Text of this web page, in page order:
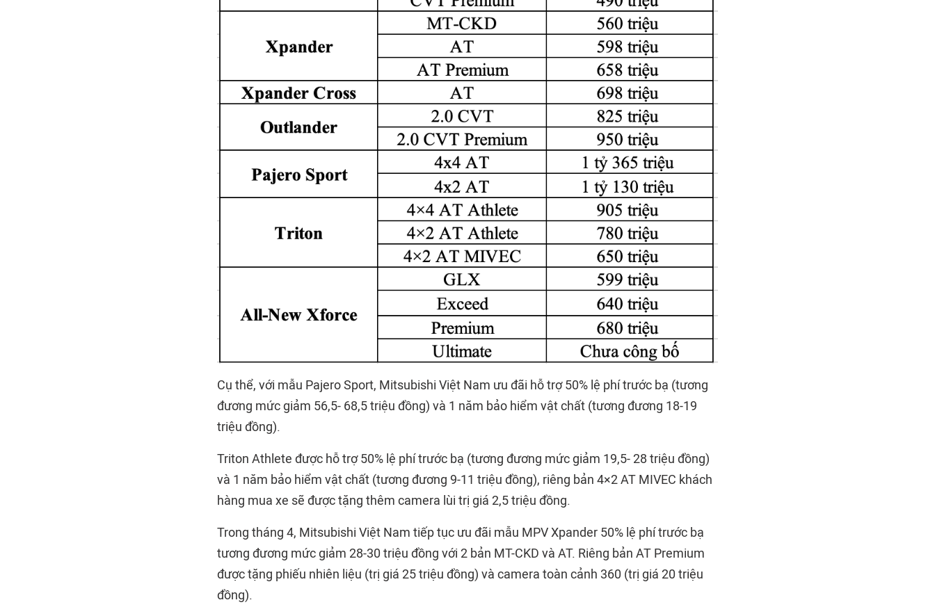
Cụ thể, với mẫu Pajero Sport, Mitsubishi Việt Nam ưu đãi hỗ trợ 50% lệ phí trước bạ (tương
đương mức giảm 56,5- 68,5 triệu đồng) và 1 năm bảo hiểm vật chất (tương đương 18-19
triệu đồng).
Triton Athlete được hỗ trợ 50% lệ phí trước bạ (tương đương mức giảm 19,5- 28 triệu đồng)
và 1 năm bảo hiểm vật chất (tương đương 9-11 triệu đồng), riêng bản 4×2 AT MIVEC khách
hàng mua xe sẽ được tặng thêm camera lùi trị giá 2,5 triệu đồng.
Trong tháng 4, Mitsubishi Việt Nam tiếp tục ưu đãi mẫu MPV Xpander 50% lệ phí trước bạ
tương đương mức giảm 28-30 triệu đồng với 2 bản MT-CKD và AT. Riêng bản AT Premium
được tặng phiếu nhiên liệu (trị giá 25 triệu đồng) và camera toàn cảnh 360 (trị giá 20 triệu
đồng).